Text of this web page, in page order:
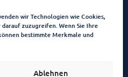
wir Technologien wie Cookies,
zuzugreifen. Wenn Sie Ihre
bestimmte Merkmale und
Ablehnen